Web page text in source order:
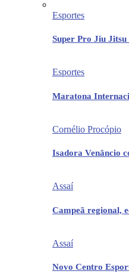
Esportes
Super Pro Jiu
Esportes
Maratona
Cornélio Procópio
Isadora Venâncio
Assaí
Campeã regional,
Assaí
Novo Centro